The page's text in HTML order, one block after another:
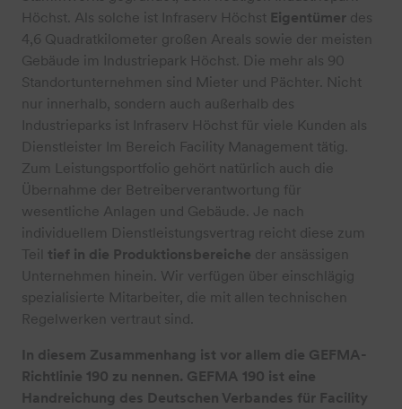
Höchst. Als solche ist Infraserv Höchst Eigentümer des
4,6 Quadratkilometer großen Areals sowie der meisten
Gebäude im Industriepark Höchst. Die mehr als 90
Standortunternehmen sind Mieter und Pächter. Nicht
nur innerhalb, sondern auch außerhalb des
Industrieparks ist Infraserv Höchst für viele Kunden als
Dienstleister Im Bereich Facility Management tätig.
Zum Leistungsportfolio gehört natürlich auch die
Übernahme der Betreiberverantwortung für
wesentliche Anlagen und Gebäude. Je nach
individuellem Dienstleistungsvertrag reicht diese zum
Teil tief in die Produktionsbereiche der ansässigen
Unternehmen hinein. Wir verfügen über einschlägig
spezialisierte Mitarbeiter, die mit allen technischen
Regelwerken vertraut sind.
In diesem Zusammenhang ist vor allem die GEFMA-
Richtlinie 190 zu nennen. GEFMA 190 ist eine
Handreichung des Deutschen Verbandes für Facility